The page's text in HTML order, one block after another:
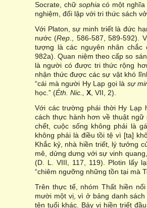
Socrate, chữ sophia có một
nghiệm, đối lập với tri thức sách
Với Platon, sự minh triết là đức
nước (Rep ., 586-587, 589-592).
tượng là các nguyên nhân chắc
982a). Quan niệm theo cấp so
là người có được tri thức rộng
nhận thức được các sự vật khó
“cái mà người Hy Lạp gọi là sự
học.” (Éth. Nic., X , VII, 2).
Với các trường phái thời Hy Lạp
cách thực hành hơn về thuật
chết, cuộc sống không phải là
không phải là điều tồi tệ vì [ta]
Khắc kỷ, nhà hiền triết, lý tưởng
mê, dửng dưng với sự vinh
(D. L. VIII, 117, 119). Plotin lấy
“chiêm ngưỡng những tồn tại mà
Trên thực tế, nhóm Thất hiền
mười một vị, vì ở bảng danh
tên tuổi khác. Bảy vị hiền triết